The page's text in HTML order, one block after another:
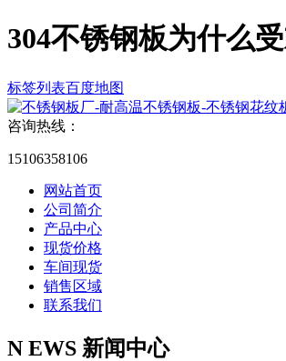
304不锈钢板为什么
标签列表百度地图
咨询热线：
15106358106
网站首页
公司简介
产品中心
现货价格
车间现货
销售区域
联系我们
N EWS 新闻中心